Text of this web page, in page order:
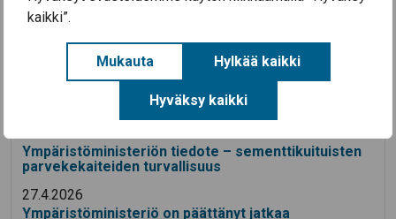
kaikki”.
Mukauta Hylkää kaikki
Hyväksy kaikki
Aiheeseen liittyvät uutiset
22.6.2026
Ympäristölautakunnan kokoukset
Ympäristöministeriön tiedote – sementtikuituisten
parvekekaiteiden turvallisuus
27.4.2026
Ympäristöministeriö on päättänyt jatkaa